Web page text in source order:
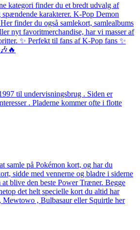
kategori finder du et bredt udvalg af
karakterer. K-Pop Demon
finder du også samlekort, samlealbums
nyt favoritmerchandise, har vi masser af
✨ Perfekt til fans af K-Pop fans ✨
til undervisningsbrug . Siden er
. Pladerne kommer ofte i flotte
samle på Pokémon kort, og har du
sidde med vennerne og bladre i siderne
blive den beste Power Træner. Begge
det helt specielle kort du altid har
, Bulbasaur eller Squirtle her